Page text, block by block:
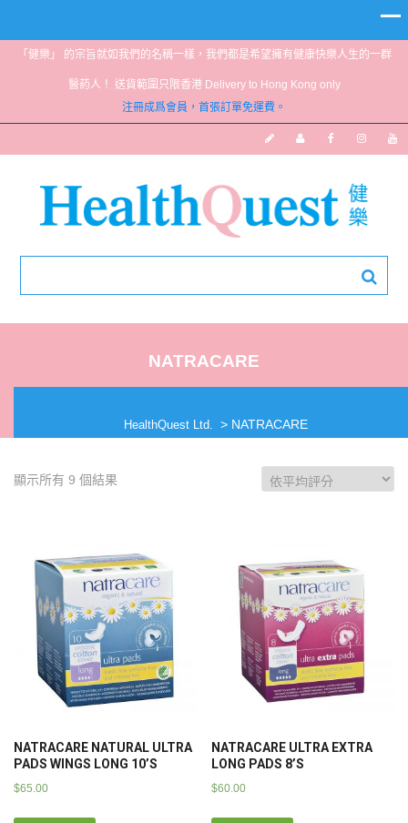
「健樂」 的宗旨就如我們的名稱一樣，我們都是希望擁有健康快樂人生的一群
醫葯人！ 送貨範圍只限香港 Delivery to Hong Kong only
注冊成爲會員，首張訂單免運費。
NATRACARE
HealthQuest Ltd. > NATRACARE
顯示所有 9 個結果
NATRACARE NATURAL ULTRA
PADS WINGS LONG 10’S
$65.00
NATRACARE ULTRA EXTRA
LONG PADS 8’S
$60.00